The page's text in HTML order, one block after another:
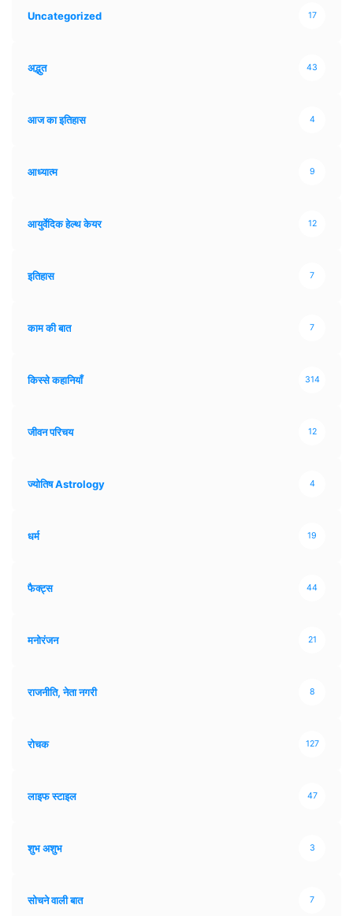
Uncategorized 17
अद्भुत 43
आज का इतिहास 4
आध्यात्म 9
आयुर्वेदिक हेल्थ केयर 12
इतिहास 7
काम की बात 7
किस्से कहानियाँ 314
जीवन परिचय 12
ज्योतिष Astrology 4
धर्म 19
फैक्ट्स 44
मनोरंजन 21
राजनीति, नेता नगरी 8
रोचक 127
लाइफ स्टाइल 47
शुभ अशुभ 3
सोचने वाली बात 7